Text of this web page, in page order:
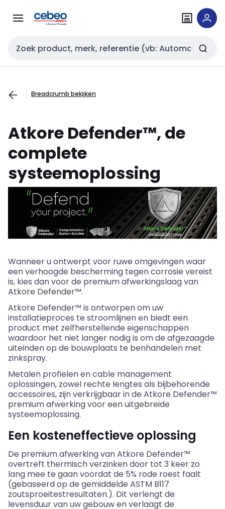
naar
naar
Zoekveld invoer
Breadcrumb bekijken
Atkore Defender™, de
complete
systeemoplossing
Wanneer u ontwerpt voor ruwe omgevingen waar
een verhoogde bescherming tegen corrosie vereist
is, kies dan voor de premium afwerkingslaag van
Atkore Defender™.
Atkore Defender™ is ontworpen om uw
installatieproces te stroomlijnen en biedt een
product met zelfherstellende eigenschappen
waardoor het niet langer nodig is om de afgezaagde
uiteinden op de bouwplaats te benhandelen met
zinkspray.
Metalen profielen en cable management
oplossingen, zowel rechte lengtes als bijbehorende
accessoires, zijn verkrijgbaar in de Atkore Defender™
premium afwerking voor een uitgebreide
systeemoplossing.
Een kosteneffectieve oplossing
De premium afwerking van Atkore Defender™
overtreft thermisch verzinken door tot 3 keer zo
lang mee te gaan voordat de 5% rode roest faalt
(gebaseerd op de gemiddelde ASTM B117
zoutsproeitestresultaten.). Dit verlengt de
levensduur van uw gebouw en verlaagt de